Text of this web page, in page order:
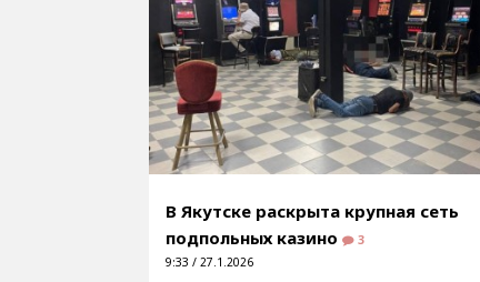
В Якутске раскрыта крупная сеть
подпольных казино
3
9:33 / 27.1.2026